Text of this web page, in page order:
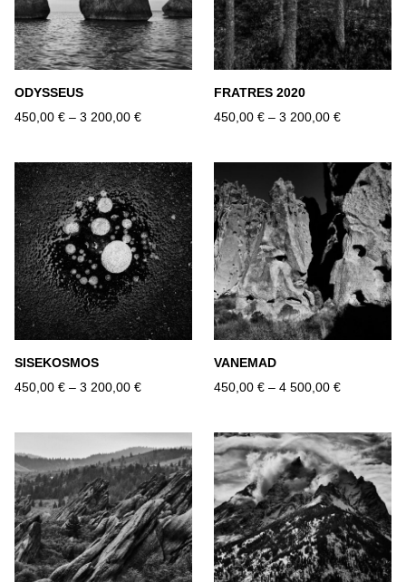
ODYSSEUS
450,00 € – 3 200,00 €
FRATRES 2020
450,00 € – 3 200,00 €
SISEKOSMOS
450,00 € – 3 200,00 €
VANEMAD
450,00 € – 4 500,00 €